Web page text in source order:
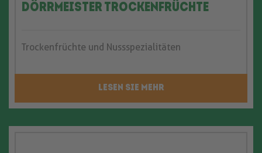
Dörrmeister Trockenfrüchte
Trockenfrüchte und Nussspezialitäten
LESEN SIE MEHR